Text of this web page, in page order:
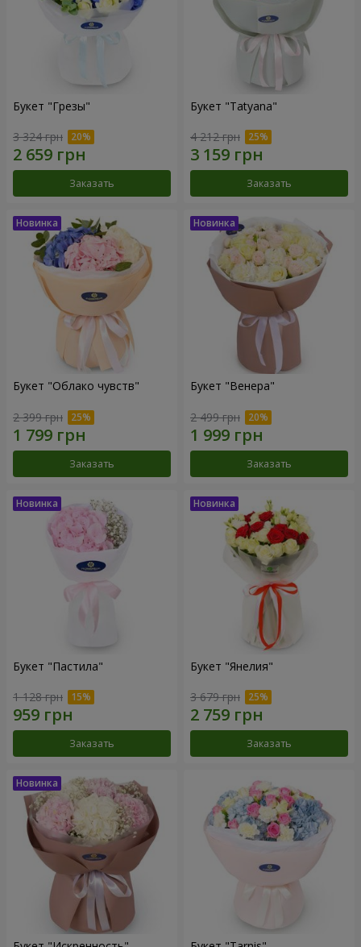
Букет "Грезы"
3 324 грн
Заказать
Букет "Tatyana"
4 212 грн
Заказать
Букет "Облако чувств"
2 399 грн
Заказать
Букет "Венера"
2 499 грн
Заказать
Букет "Пастила"
1 128 грн
Заказать
Букет "Янелия"
3 679 грн
Заказать